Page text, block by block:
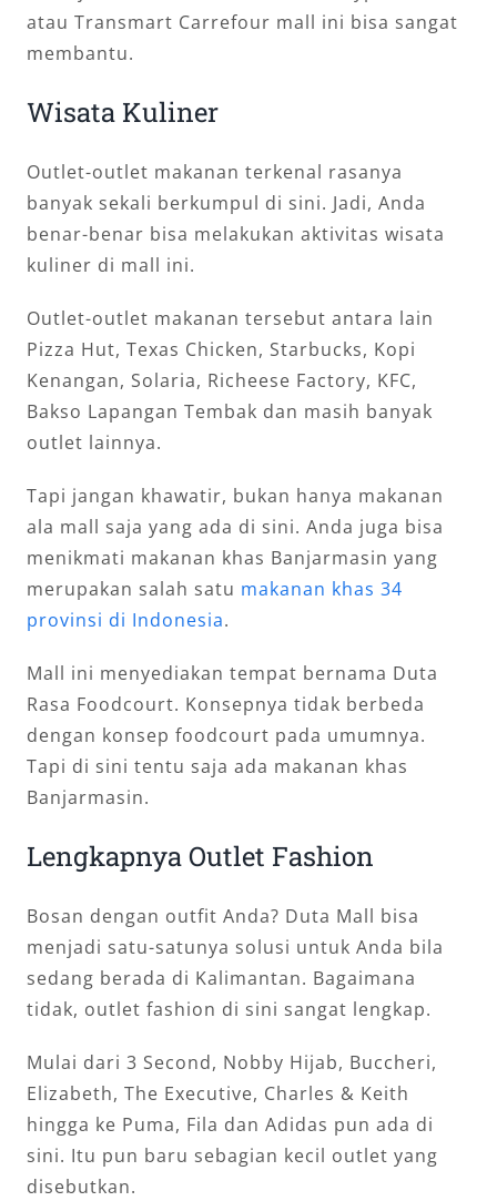
atau Transmart Carrefour mall ini bisa sangat
membantu.
Wisata Kuliner
Outlet-outlet makanan terkenal rasanya
banyak sekali berkumpul di sini. Jadi, Anda
benar-benar bisa melakukan aktivitas wisata
kuliner di mall ini.
Outlet-outlet makanan tersebut antara lain
Pizza Hut, Texas Chicken, Starbucks, Kopi
Kenangan, Solaria, Richeese Factory, KFC,
Bakso Lapangan Tembak dan masih banyak
outlet lainnya.
Tapi jangan khawatir, bukan hanya makanan
ala mall saja yang ada di sini. Anda juga bisa
menikmati makanan khas Banjarmasin yang
merupakan salah satu makanan khas 34
provinsi di Indonesia.
Mall ini menyediakan tempat bernama Duta
Rasa Foodcourt. Konsepnya tidak berbeda
dengan konsep foodcourt pada umumnya.
Tapi di sini tentu saja ada makanan khas
Banjarmasin.
Lengkapnya Outlet Fashion
Bosan dengan outfit Anda? Duta Mall bisa
menjadi satu-satunya solusi untuk Anda bila
sedang berada di Kalimantan. Bagaimana
tidak, outlet fashion di sini sangat lengkap.
Mulai dari 3 Second, Nobby Hijab, Buccheri,
Elizabeth, The Executive, Charles & Keith
hingga ke Puma, Fila dan Adidas pun ada di
sini. Itu pun baru sebagian kecil outlet yang
disebutkan.